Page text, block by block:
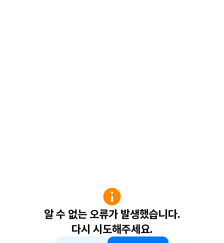
알 수 없는 오류가 발생했습니다.
다시 시도해주세요.